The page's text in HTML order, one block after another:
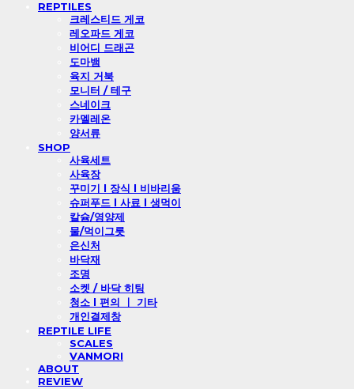
REPTILES
크레스티드 게코
레오파드 게코
비어디 드래곤
도마뱀
육지 거북
모니터 / 테구
스네이크
카멜레온
양서류
SHOP
사육세트
사육장
꾸미기 l 장식 l 비바리움
슈퍼푸드 l 사료 l 생먹이
칼슘/영양제
물/먹이그릇
은신처
바닥재
조명
소켓 / 바닥 히팅
청소 l 편의 ㅣ 기타
개인결제창
REPTILE LIFE
SCALES
VANMORI
ABOUT
REVIEW